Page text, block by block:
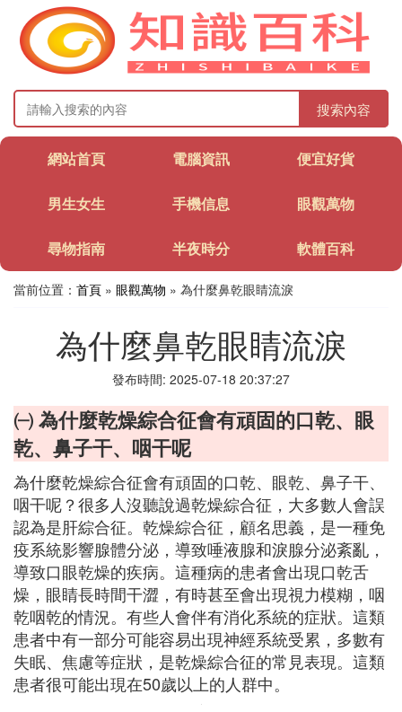
搜索內容
網站首頁 電腦資訊 便宜好貨
男生女生 手機信息 眼觀萬物
尋物指南 半夜時分 軟體百科
當前位置： 首頁 » 眼觀萬物 » 為什麼鼻乾眼睛流淚
為什麼鼻乾眼睛流淚
發布時間: 2025-07-18 20:37:27
㈠ 為什麼乾燥綜合征會有頑固的口乾、眼
乾、鼻子干、咽干呢
為什麼乾燥綜合征會有頑固的口乾、眼乾、鼻子干、
咽干呢？很多人沒聽說過乾燥綜合征，大多數人會誤
認為是肝綜合征。乾燥綜合征，顧名思義，是一種免
疫系統影響腺體分泌，導致唾液腺和淚腺分泌紊亂，
導致口眼乾燥的疾病。這種病的患者會出現口乾舌
燥，眼睛長時間干澀，有時甚至會出現視力模糊，咽
乾咽乾的情況。有些人會伴有消化系統的症狀。這類
患者中有一部分可能容易出現神經系統受累，多數有
失眠、焦慮等症狀，是乾燥綜合征的常見表現。這類
患者很可能出現在50歲以上的人群中。